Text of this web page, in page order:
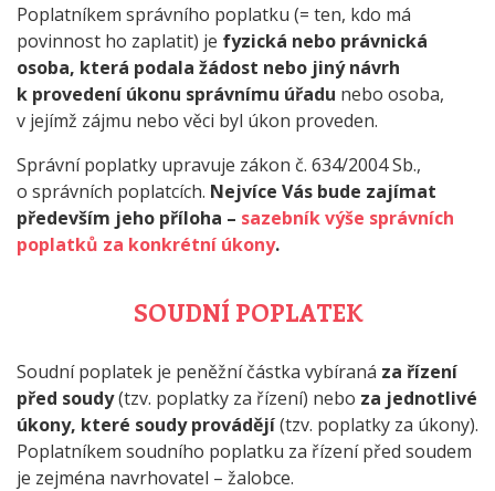
Poplatníkem správního poplatku (= ten, kdo má
povinnost ho zaplatit) je fyzická nebo právnická
osoba, která podala žádost nebo jiný návrh
k provedení úkonu správnímu úřadu nebo osoba,
v jejímž zájmu nebo věci byl úkon proveden.
Správní poplatky upravuje zákon č. 634/2004 Sb.,
o správních poplatcích. Nejvíce Vás bude zajímat
především jeho příloha – sazebník výše správních
poplatků za konkrétní úkony.
SOUDNÍ POPLATEK
Soudní poplatek je peněžní částka vybíraná za řízení
před soudy(tzv. poplatky za řízení) nebo za jednotlivé
úkony, které soudy provádějí(tzv. poplatky za úkony).
Poplatníkem soudního poplatku za řízení před soudem
je zejména navrhovatel – žalobce.